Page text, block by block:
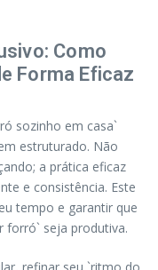
Como
Forma Eficaz
sozinho em casa`
estruturado. Não
a prática eficaz
e consistência. Este
tempo e garantir que
forró` seja produtiva.